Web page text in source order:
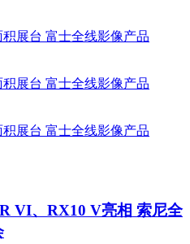
VI、RX10 V亮相 索尼全